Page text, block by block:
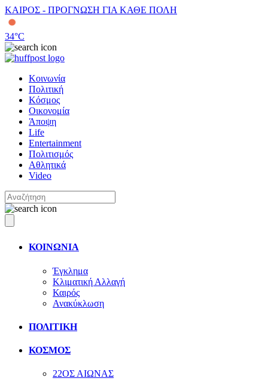
ΚΑΙΡΟΣ - ΠΡΟΓΝΩΣΗ ΓΙΑ ΚΑΘΕ ΠΟΛΗ
34°C
Κοινωνία
Πολιτική
Κόσμος
Οικονομία
Άποψη
Life
Entertainment
Πολιτισμός
Αθλητικά
Video
ΚΟΙΝΩΝΙΑ
Έγκλημα
Κλιματική Αλλαγή
Καιρός
Ανακύκλωση
ΠΟΛΙΤΙΚΗ
ΚΟΣΜΟΣ
22ΟΣ ΑΙΩΝΑΣ